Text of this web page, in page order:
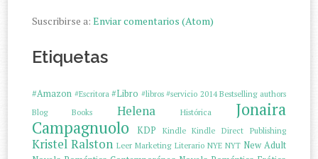
Suscribirse a:Enviar comentarios (Atom)
Etiquetas
#Amazon #Escritora #Libro #libros #servicio 2014 Bestselling authors
Blog
Books Helena Histórica
Jonaira
Campagnuolo
KDP Kindle Kindle Direct Publishing
Kristel Ralston Leer Marketing Literario NYE NYT New Adult